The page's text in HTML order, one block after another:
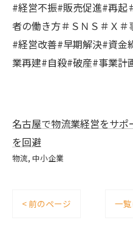
#経営不振#販売促進#再起
者の働き方＃ＳＮＳ＃Ｘ
#経営改善#早期解決#資
業再建#自殺#破産#事業計
名古屋で物流業経営をサポ
を回避
物流 中小企業
< 前のページ 一